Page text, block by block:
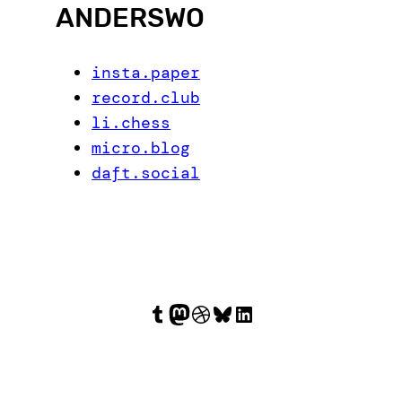
ANDERSWO
insta.paper
record.club
li.chess
micro.blog
daft.social
Tumblr Mastodon Dribbble Bluesky LinkedIn